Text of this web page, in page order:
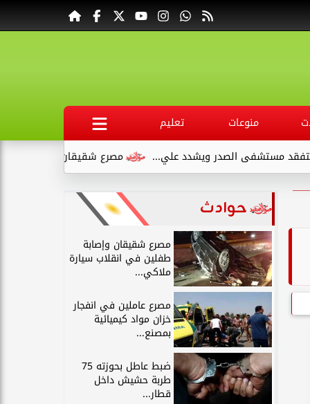
منوعات
تعليم
مصرع شقيقان وإصابة طفلين في انقلاب
ويشدد علي...
حوادث
مصرع شقيقان وإصابة
طفلين في انقلاب سيارة
ملاكي...
مصرع عاملين في انفجار
خزان مواد كيميائية
بمصنع...
ضبط عاطل بحوزته 75
طربة حشيش داخل
قطار...